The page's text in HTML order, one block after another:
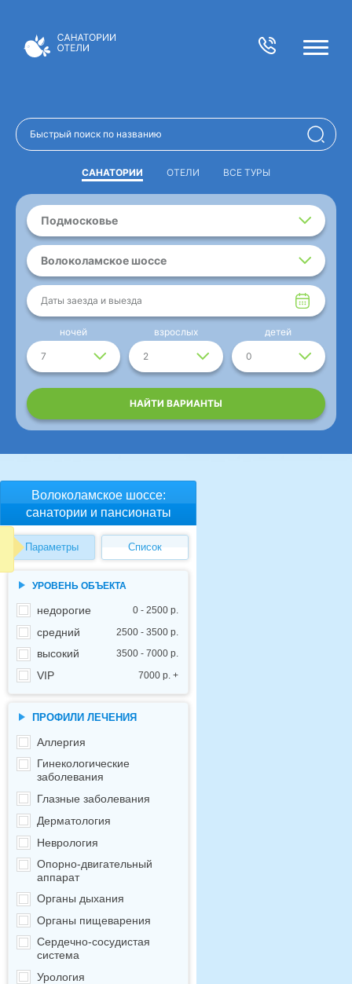
САНАТОРИИ ОТЕЛИ ВСЕ ТУРЫ
Подмосковье
Волоколамское шоссе
Даты заезда и выезда
7
ночей
2
взрослых
0
детей
НАЙТИ ВАРИАНТЫ
Волоколамское шоссе:
санатории и пансионаты
Параметры Список
УРОВЕНЬ ОБЪЕКТА
недорогие 0 - 2500 р.
средний 2500 - 3500 р.
высокий 3500 - 7000 р.
VIP 7000 р. +
ПРОФИЛИ ЛЕЧЕНИЯ
Аллергия
Гинекологические
заболевания
Глазные заболевания
Дерматология
Неврология
Опорно-двигательный
аппарат
Органы дыхания
Органы пищеварения
Сердечно-сосудистая
система
Урология